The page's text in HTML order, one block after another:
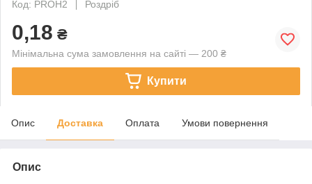
Код: PROH2
Роздріб
0,18 ₴
Мінімальна сума замовлення на сайті — 200 ₴
Купити
Опис Доставка Оплата Умови повернення
Опис